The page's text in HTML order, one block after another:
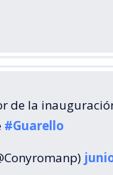
de la
#Guarello